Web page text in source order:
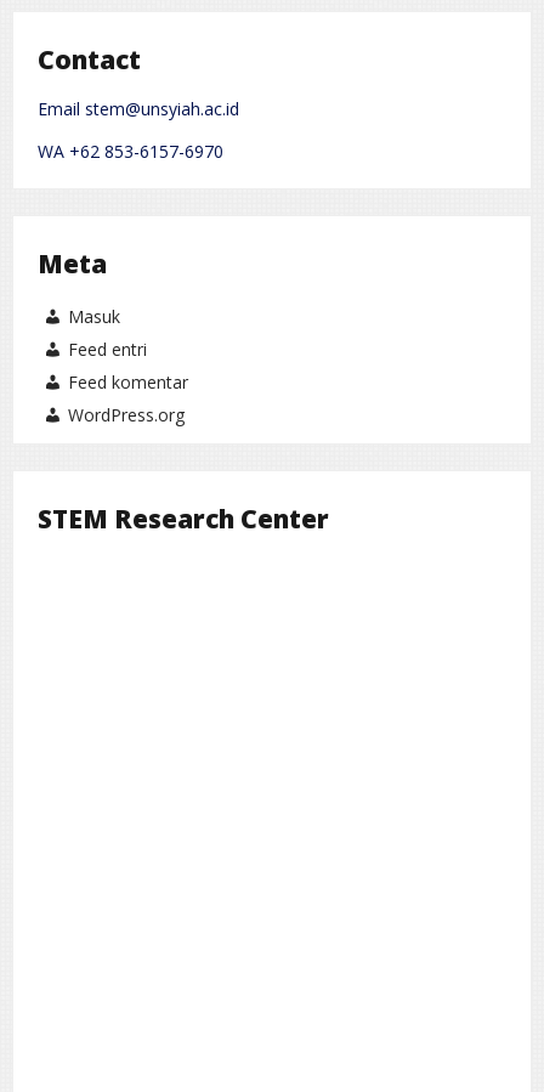
Contact
Email stem@unsyiah.ac.id
WA +62 853-6157-6970
Meta
Masuk
Feed entri
Feed komentar
WordPress.org
STEM Research Center